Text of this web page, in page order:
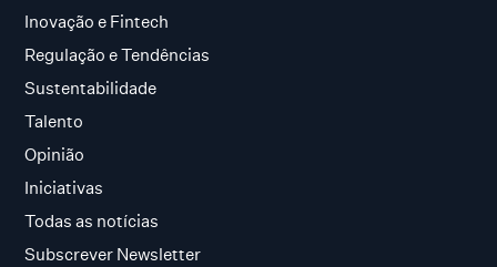
Inovação e Fintech
Regulação e Tendências
Sustentabilidade
Talento
Opinião
Iniciativas
Todas as notícias
Subscrever Newsletter